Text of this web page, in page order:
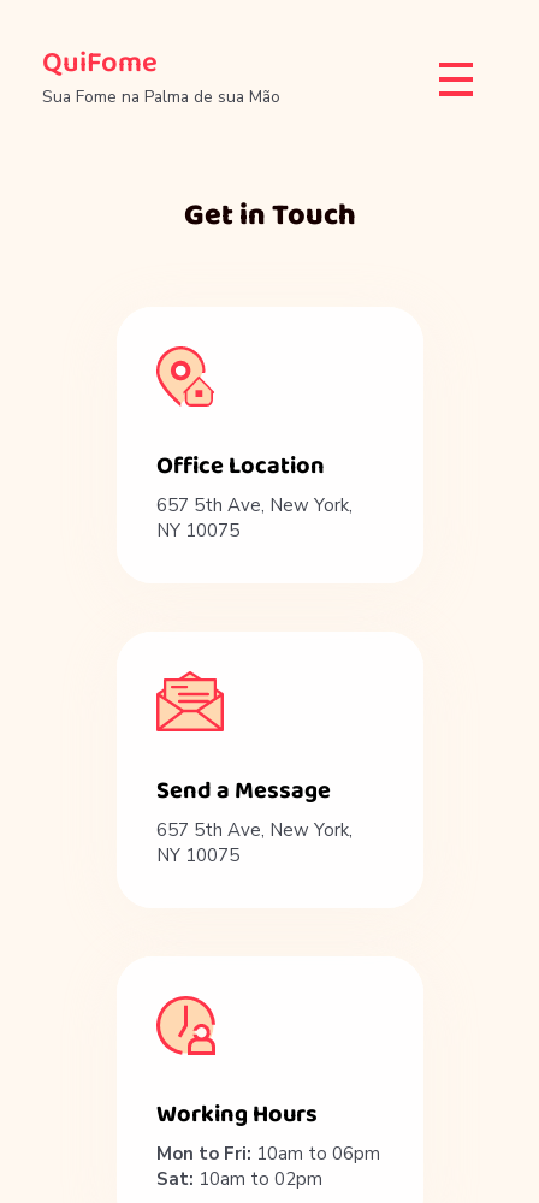
QuiFome
Sua Fome na Palma de sua Mão
Get in Touch
Office Location
657 5th Ave, New York,
NY 10075
Send a Message
657 5th Ave, New York,
NY 10075
Working Hours
Mon to Fri: 10am to 06pm
Sat: 10am to 02pm